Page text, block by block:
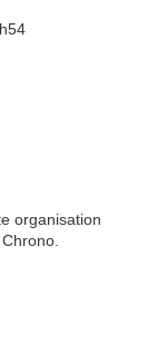
organisation